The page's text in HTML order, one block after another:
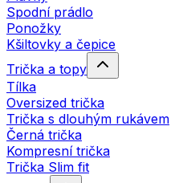
Spodní prádlo
Ponožky
Kšiltovky a čepice
Trička a topy
Tílka
Oversized trička
Trička s dlouhým rukávem
Černá trička
Kompresní trička
Trička Slim fit